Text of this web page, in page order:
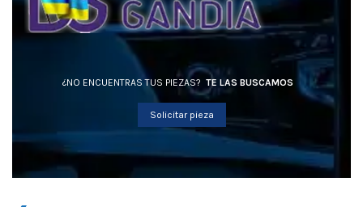
¿NO ENCUENTRAS TUS PIEZAS? TE LAS BUSCAMOS
Solicitar pieza